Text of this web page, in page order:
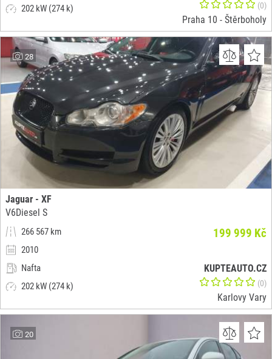
202 kW (274 k)
(0)
Praha 10 - Štěrboholy
28
Jaguar - XF
V6Diesel S
266 567 km
2010
Nafta
202 kW (274 k)
199 999 Kč
KUPTEAUTO.CZ
(0)
Karlovy Vary
20